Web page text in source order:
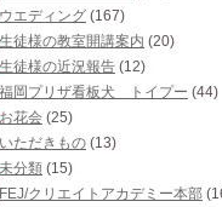
ウエディング (167)
生徒様の教室開講案内 (20)
生徒様の近況報告 (12)
福岡プリザ看板犬 トイプー (44)
お花会 (25)
いただきもの (13)
未分類 (15)
FEJ/クリエイトアカデミー本部